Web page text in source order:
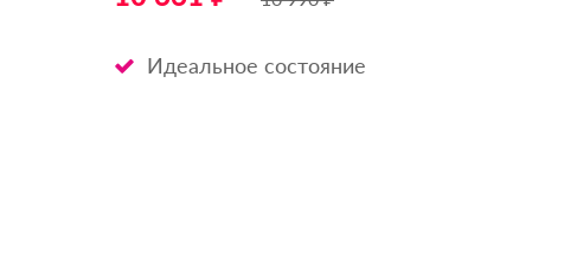
Идеальное состояние